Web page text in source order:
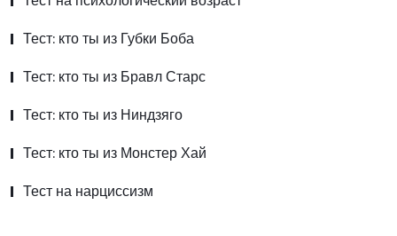
Тест: кто ты из Губки Боба
Тест: кто ты из Бравл Старс
Тест: кто ты из Ниндзяго
Тест: кто ты из Монстер Хай
Тест на нарциссизм